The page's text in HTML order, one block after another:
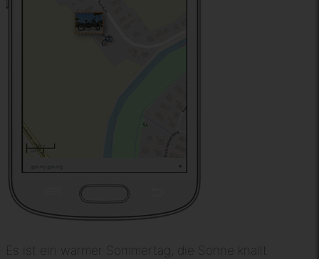
Es ist ein warmer Sommertag, die Sonne knallt